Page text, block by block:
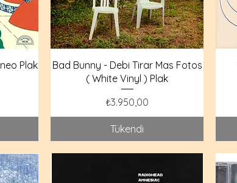
Plak
Bad Bunny - Debi Tirar Mas Fotos
( White Vinyl ) Plak
Fiyat
₺3.950,00
Tükendi